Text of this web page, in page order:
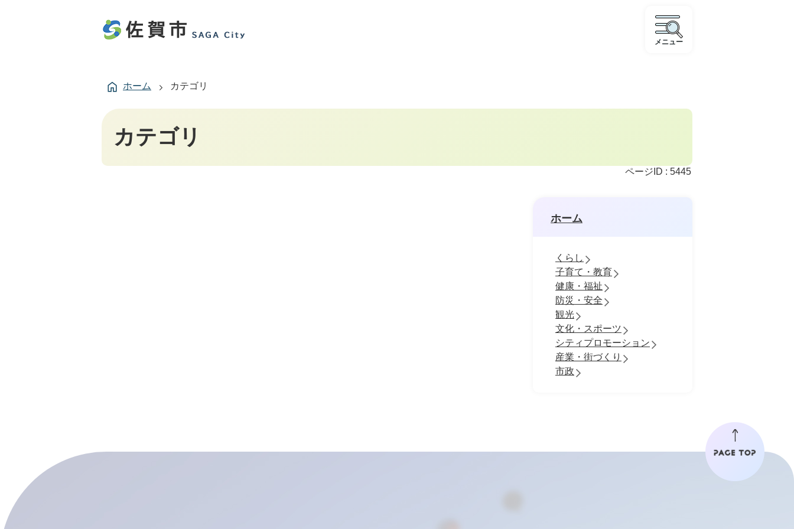
メニュー
ホーム カテゴリ
カテゴリ
ページID : 5445
ホーム
くらし
子育て・教育
健康・福祉
防災・安全
観光
文化・スポーツ
シティプロモーション
産業・街づくり
市政